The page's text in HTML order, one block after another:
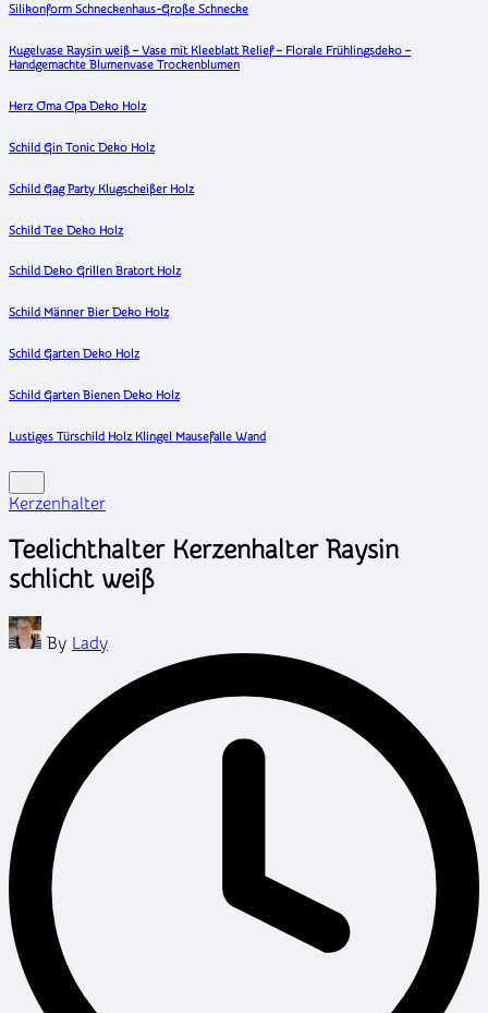
Silikonform Schneckenhaus-Große Schnecke
Kugelvase Raysin weiß – Vase mit Kleeblatt Relief – Florale Frühlingsdeko –
Handgemachte Blumenvase Trockenblumen
Herz Oma Opa Deko Holz
Schild Gin Tonic Deko Holz
Schild Gag Party Klugscheißer Holz
Schild Tee Deko Holz
Schild Deko Grillen Bratort Holz
Schild Männer Bier Deko Holz
Schild Garten Deko Holz
Schild Garten Bienen Deko Holz
Lustiges Türschild Holz Klingel Mausefalle Wand
Posted
Kerzenhalter
Teelichthalter Kerzenhalter Raysin
schlicht weiß
Posted
by
By Lady